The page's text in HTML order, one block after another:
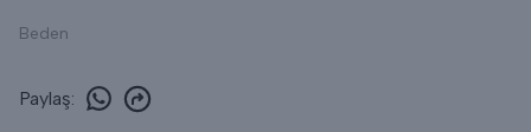
Beden
Paylaş: